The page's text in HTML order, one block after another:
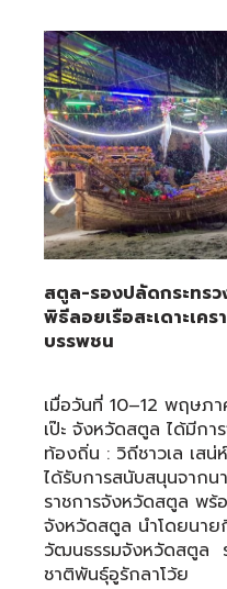
สตูล-รองปลัดกระทร
พิธีลอยเรือสะเดาะเ
บรรพชน
เมื่อวันที่ 10–12 พฤษภ
เป๊ะ จังหวัดสตูล ได้มีก
ท้องถิ่น : วิถีชาวเล เส
ได้รับการสนับสนุนจาก
ราชการจังหวัดสตูล พ
จังหวัดสตูล นำโดยน
วัฒนธรรมจังหวัดสตูล
ชาติพันธุ์อูรักลาโว้ย